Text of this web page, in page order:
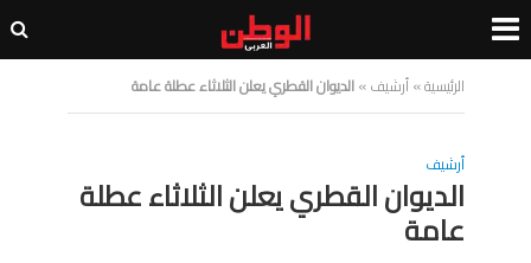
الرئيسية»أرشيف»الديوان القطري يعلن الثلاثاء عطلة عامة
أرشيف
الديوان القطري يعلن الثلاثاء عطلة
عامة